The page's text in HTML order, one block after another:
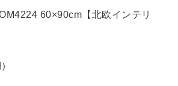
60×90cm【北欧インテリ
)